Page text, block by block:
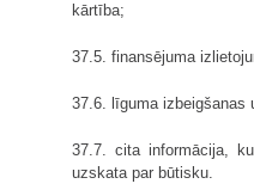
kārtība;
37.5. finansējuma
37.6. līguma izbeigšanas
37.7. cita informācija,
uzskata par būtisku.